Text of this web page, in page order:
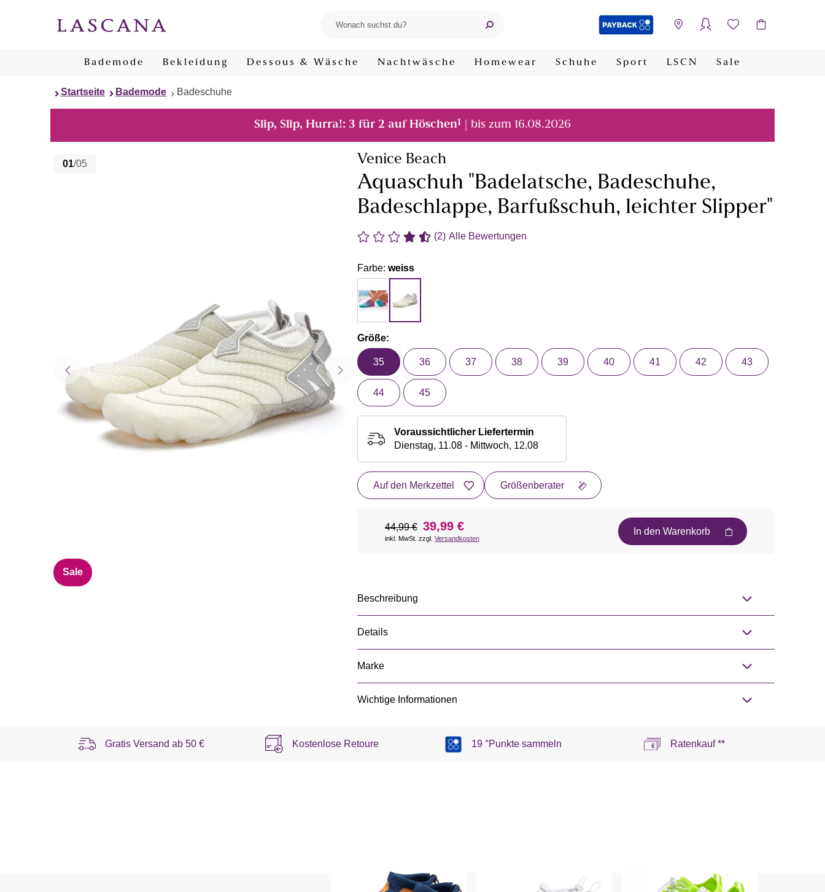
Bademode Bekleidung Dessous & Wäsche Nachtwäsche Homewear Schuhe Sport LSCN Sale
Startseite Bademode Badeschuhe
Slip, Slip, Hurra!: 3 für 2 auf Höschen1 | bis zum 16.08.2026
01/05
Sale
Venice Beach
Aquaschuh "Badelatsche, Badeschuhe,
Badeschlappe, Barfußschuh, leichter Slipper"
(2) Alle Bewertungen
Farbe: weiss
Größe:
35 36 37 38 39 40 41 42 43
44 45
Voraussichtlicher Liefertermin
Dienstag, 11.08 - Mittwoch, 12.08
Auf den Merkzettel Größenberater
44,99 € 39,99 €
inkl. MwSt. zzgl. Versandkosten
In den Warenkorb
Beschreibung
Details
Marke
Wichtige Informationen
Gratis Versand ab 50 € Kostenlose Retoure 19 °Punkte sammeln Ratenkauf **